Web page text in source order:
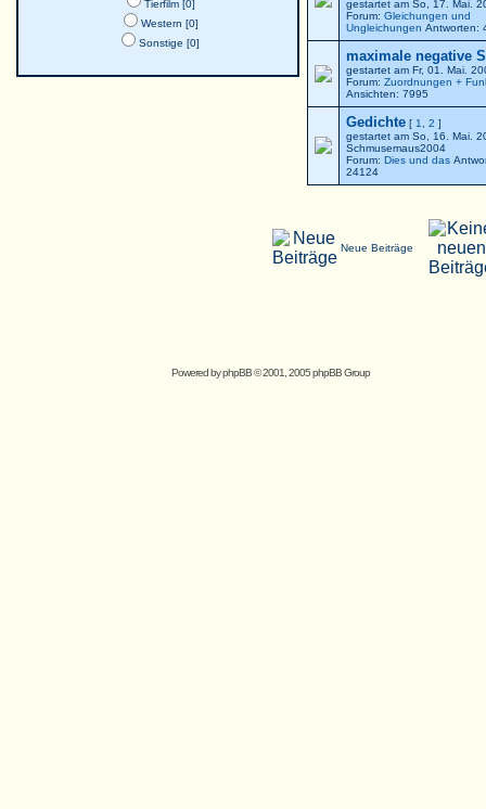
Tierfilm [0]
Western [0]
Sonstige [0]
gestartet am So, 17. Mai.
Forum: Gleichungen und
Ungleichungen Antworten:
maximale negative
gestartet am Fr, 01. Mai.
Forum: Zuordnungen +
Ansichten: 7995
Gedichte [ 1 2 ]
gestartet am So, 16. Mai.
Schmusemaus2004
Forum: Dies und das
24124
Neue Beiträge
Powered byphpBB© 2001, 2005 phpBB Group